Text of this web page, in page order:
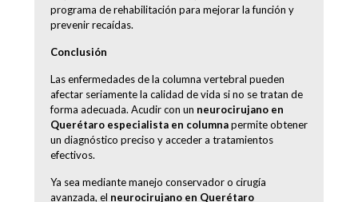
programa de rehabilitación para mejorar la función y
prevenir recaídas.
Conclusión
Las enfermedades de la columna vertebral pueden
afectar seriamente la calidad de vida si no se tratan de
forma adecuada. Acudir con un neurocirujano en
Querétaro especialista en columnapermite obtener
un diagnóstico preciso y acceder a tratamientos
efectivos.
Ya sea mediante manejo conservador o cirugía
avanzada, el neurocirujano en Querétaro